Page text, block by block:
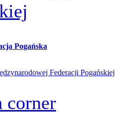
Pogańska
Federacji Pogańskiej
corner